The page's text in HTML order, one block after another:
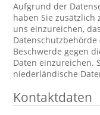
Aufgrund der
haben Sie zusätzlich
uns einzureichen,
Datenschutzbehörde
Beschwerde gegen
Daten einzureichen.
niederländische
Kontaktdaten